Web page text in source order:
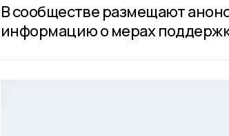
В сообществе размещают
информацию о мерах